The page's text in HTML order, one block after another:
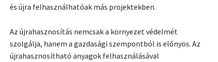
és újra felhasználhatóak más projektekben.
Az újrahasznosítás nemcsak a környezet védelmét
szolgálja, hanem a gazdasági szempontból is előnyös. Az
újrahasznosítható anyagok felhasználásával